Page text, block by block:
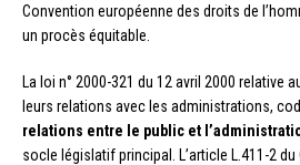
Convention européenne des droits de
un procès équitable.
La loi n° 2000-321 du 12 avril 2000 relative
leurs relations avec les administrations,
relations entre le public et
socle législatif principal. L’article L.411-2